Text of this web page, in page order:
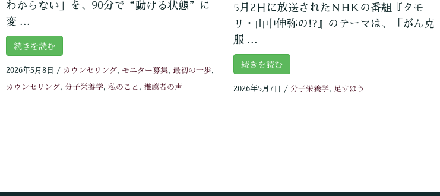
わからない」を、90分で“動ける状態”に
変 ...
続きを読む
2026年5月8日 / カウンセリング, モニター募集, 最初の一歩,
カウンセリング, 分子栄養学, 私のこと , 推薦者の声
5月2日に放送されたNHKの番組『タモ
リ・山中伸弥の!?』のテーマは、「がん克
服 ...
続きを読む
2026年5月7日 /分子栄養学, 足すほう